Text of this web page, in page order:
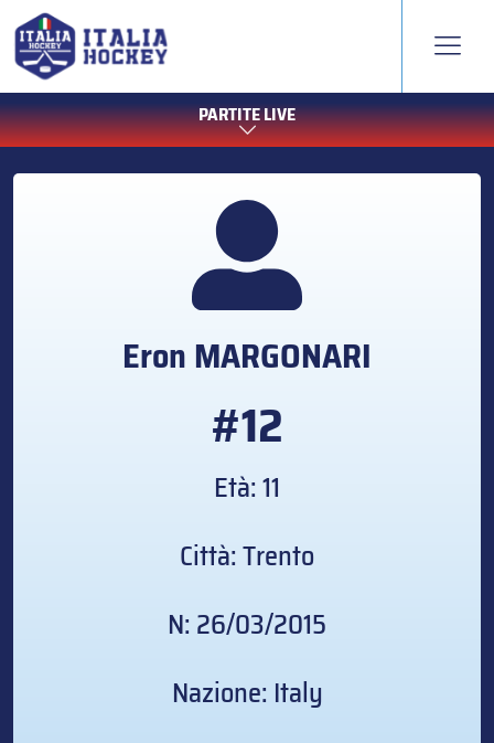
PARTITE LIVE
EronMARGONARI
#12
Età: 11
Città: Trento
N: 26/03/2015
Nazione: Italy